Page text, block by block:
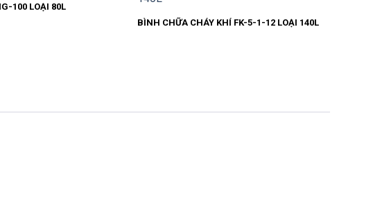
100 LOẠI 80L
BÌNH CHỮA CHÁY KHÍ FK-5-1-12 LOẠI 140L